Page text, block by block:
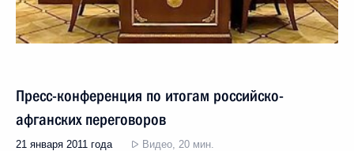
Пресс-конференция по итогам российско-
афганских переговоров
21 января 2011 года Видео, 20 мин.